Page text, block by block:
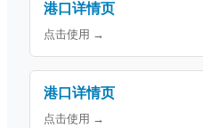
港口详情页
点击使用 →
港口详情页
点击使用 →